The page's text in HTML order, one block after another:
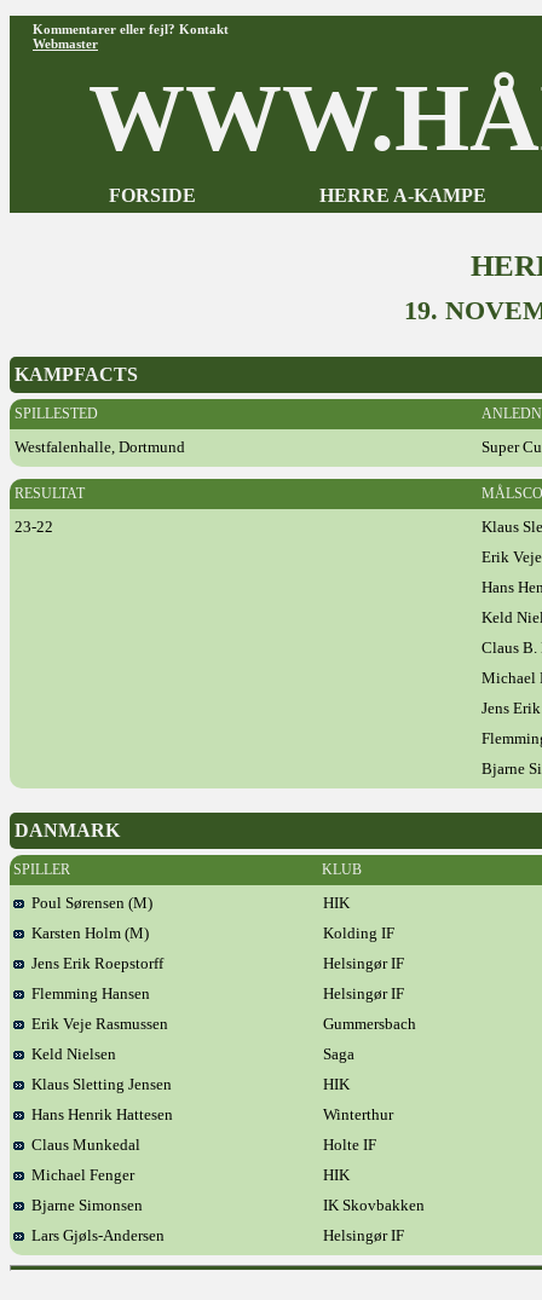
Kommentarer eller fejl? Kontakt
Webmaster
FORSIDE HERRE A-KAMPE
19.
KAMPFACTS
SPILLESTED
Westfalenhalle, Dortmund Super
RESULTAT
23-22
Klaus
Erik
Hans
Keld
Claus
Michael
Jens
Bjarne
DANMARK
SPILLER KLUB
Poul Sørensen (M)
HIK
Karsten Holm (M)
Kolding IF
Jens Erik Roepstorff
Helsingør IF
Flemming Hansen
Helsingør IF
Erik Veje Rasmussen
Gummersbach
Keld Nielsen
Saga
Klaus Sletting Jensen
HIK
Hans Henrik Hattesen
Winterthur
Claus Munkedal
Holte IF
Michael Fenger
HIK
Bjarne Simonsen
IK Skovbakken
Lars Gjøls-Andersen
Helsingør IF